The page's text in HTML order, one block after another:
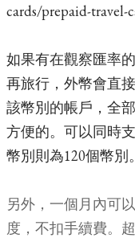
cards/prepaid-travel-
如果有在觀察匯率
再旅行，外幣會直
該幣別的帳戶，全
方便的。可以同時
幣別則為120個幣別。
另外，一個月內可
度，不扣手續費。